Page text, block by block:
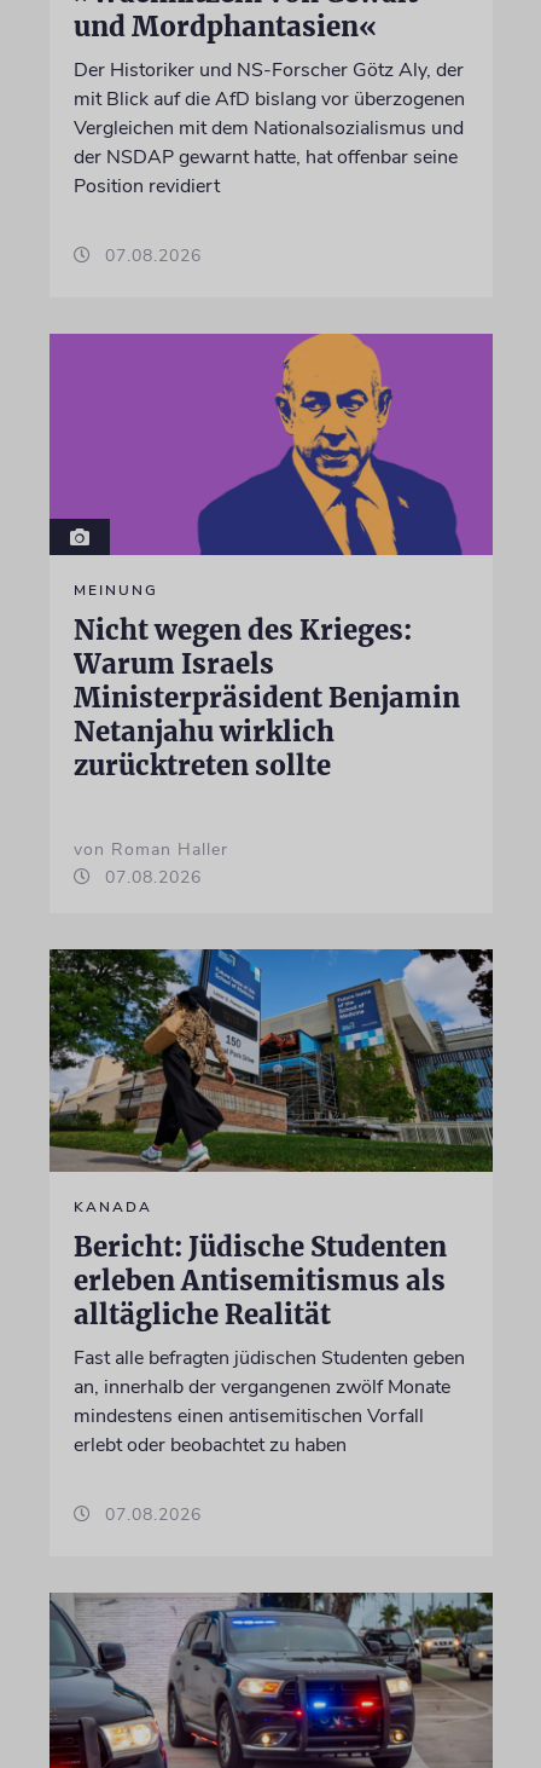
und Mordphantasien«
Der Historiker und NS-Forscher Götz Aly, der
mit Blick auf die AfD bislang vor überzogenen
Vergleichen mit dem Nationalsozialismus und
der NSDAP gewarnt hatte, hat offenbar seine
Position revidiert
07.08.2026
MEINUNG
Nicht wegen des Krieges:
Warum Israels
Ministerpräsident Benjamin
Netanjahu wirklich
zurücktreten sollte
von Roman Haller
07.08.2026
KANADA
Bericht: Jüdische Studenten
erleben Antisemitismus als
alltägliche Realität
Fast alle befragten jüdischen Studenten geben
an, innerhalb der vergangenen zwölf Monate
mindestens einen antisemitischen Vorfall
erlebt oder beobachtet zu haben
07.08.2026